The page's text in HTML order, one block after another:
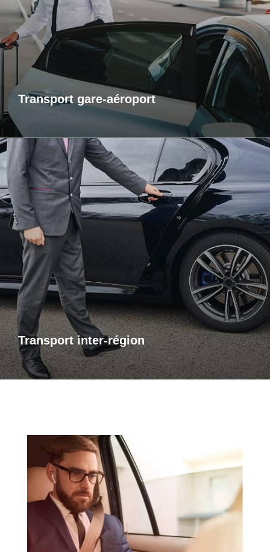
Transport gare-aéroport
service de transport fiable et ponctuel vers les gares et
aéroports. Je m’assure que vous arriviez à l’heure, sans
contrainte et dans un confort optimal. Que vous voyagiez
pour affaires ou pour le plaisir, laissez-moi gérer votre trajet
afin que vous puissiez vous concentrer sur l’essentiel : votre
voyage.
Transport inter-région
Transports inter-région
Pour vos trajets longue distance, je vous propose un service
de transport inter-régional fiable et confortable. Que ce soit
pour des raisons personnelles ou professionnelles,
bénéficiez d’un accompagnement adapté à vos besoins,
avec des trajets sûrs et sur mesure.